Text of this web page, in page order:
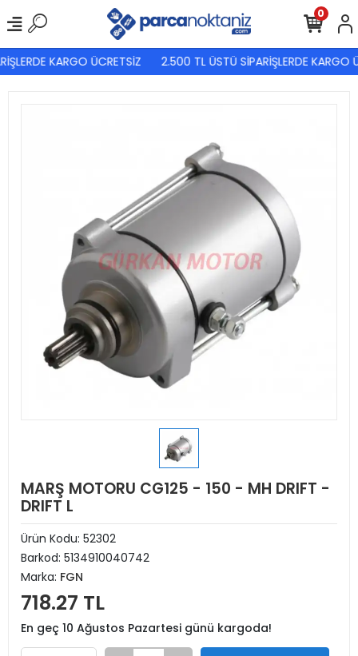
KARGO ÜCRETSİZ 2.500 TL ÜSTÜ SİPARİŞLERDE KARGO
0
MARŞ MOTORU CG125 - 150 - MH DRIFT -
DRIFT L
Ürün Kodu: 52302
Barkod: 5134910040742
Marka: FGN
718.27 TL
En geç 10 Ağustos Pazartesi günü kargoda!